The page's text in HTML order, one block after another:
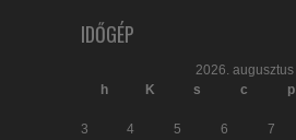
IDŐGÉP
2026. augusztus
h
K s c p
3
4 5 6 7